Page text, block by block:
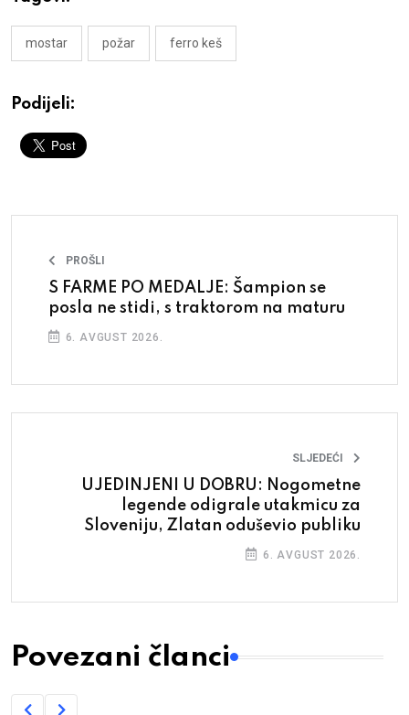
mostar požar ferro keš
Podijeli:
PROŠLI
S FARME PO MEDALJE: Šampion se
posla ne stidi, s traktorom na maturu
6. AVGUST 2026.
SLJEDEĆI
UJEDINJENI U DOBRU: Nogometne
legende odigrale utakmicu za
Sloveniju, Zlatan oduševio publiku
6. AVGUST 2026.
Povezani članci